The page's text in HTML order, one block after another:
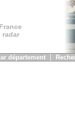
radar
département